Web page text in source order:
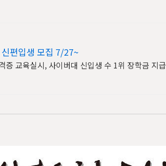
편입생 모집 7/27~
교육실시, 사이버대 신입생 수 1위 장학금 지